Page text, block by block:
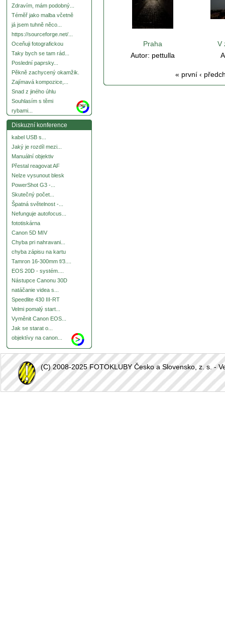
Zdravím, mám podobný...
Téměř jako malba včetně
já jsem tuhně něco...
https://sourceforge.net/...
Oceňuji fotografickou
Taky bych se tam rád...
Poslední paprsky...
Pěkně zachycený okamžik.
Zajímavá kompozice,...
Snad z jiného úhlu
Souhlasím s těmi
rybami...
more
Diskuzní konference
kabel USB s...
Jaký je rozdíl mezi...
Manuální objektiv
Přestal reagovat AF
Nelze vysunout blesk
PowerShot G3 -...
Skutečný počet...
Špatná světelnost -...
Nefunguje autofocus...
fototiskárna
Canon 5D MIV
Chyba pri nahravani...
chyba zápisu na kartu
Tamron 16-300mm f/3....
EOS 20D - systém....
Nástupce Canonu 30D
natáčanie videa s...
Speedlite 430 III-RT
Velmi pomalý start...
Vyměnit Canon EOS...
Jak se starat o...
objektívy na canon...
Praha
Autor: pettulla
V
« první ‹
(C) 2008-2025 FOTOKLUBY Česko a Slovensko, z. s. -